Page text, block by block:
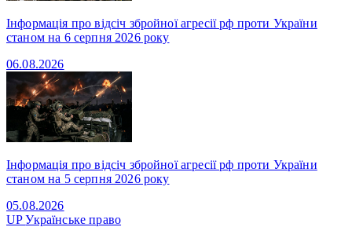
Інформація про відсіч збройної агресії рф проти України
станом на 6 серпня 2026 року
06.08.2026
Інформація про відсіч збройної агресії рф проти України
станом на 5 серпня 2026 року
05.08.2026
UPУкраїнське право